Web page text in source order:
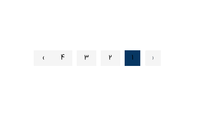
‹
1
2
3
4
›